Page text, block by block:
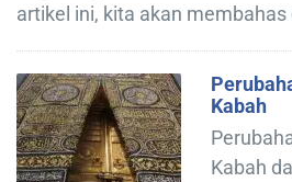
artikel ini, kita akan
Kabah
Kabah